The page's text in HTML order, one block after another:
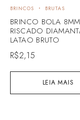
LEIA MAIS
BRINCOS BRUTAS
BRINCO BOLA 8MM
RISCADO
LATAO BRUTO
R$2,15